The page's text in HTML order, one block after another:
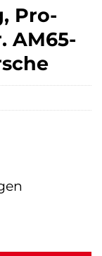
Pro-
AM65-